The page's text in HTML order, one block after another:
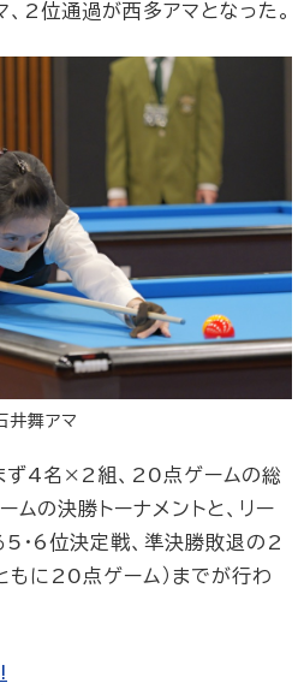
2位通過が西多アマとなった。
井舞アマ
ず4名×2組、20点ゲームの総
ムの決勝トーナメントと、リー
5・6位決定戦、準決勝敗退の2
もに20点ゲーム）までが行わ